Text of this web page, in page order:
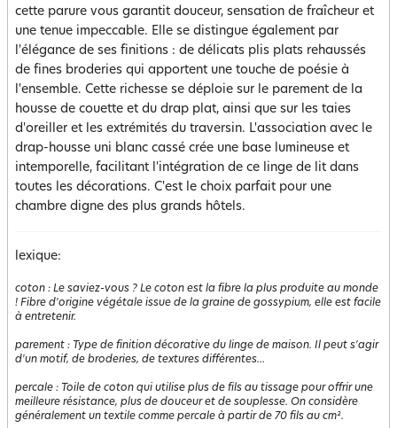
cette parure vous garantit douceur, sensation de fraîcheur et
une tenue impeccable. Elle se distingue également par
l'élégance de ses finitions : de délicats plis plats rehaussés
de fines broderies qui apportent une touche de poésie à
l'ensemble. Cette richesse se déploie sur le parement de la
housse de couette et du drap plat, ainsi que sur les taies
d'oreiller et les extrémités du traversin. L'association avec le
drap-housse uni blanc cassé crée une base lumineuse et
intemporelle, facilitant l'intégration de ce linge de lit dans
toutes les décorations. C'est le choix parfait pour une
chambre digne des plus grands hôtels.
lexique:
coton : Le saviez-vous ? Le coton est la fibre la plus produite au monde
! Fibre d'origine végétale issue de la graine de gossypium, elle est facile
à entretenir.
parement : Type de finition décorative du linge de maison. Il peut s'agir
d'un motif, de broderies, de textures différentes...
percale : Toile de coton qui utilise plus de fils au tissage pour offrir une
meilleure résistance, plus de douceur et de souplesse. On considère
généralement un textile comme percale à partir de 70 fils au cm².